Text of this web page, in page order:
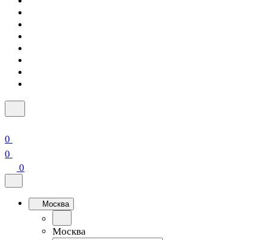
0
0
0
Москва
Москва